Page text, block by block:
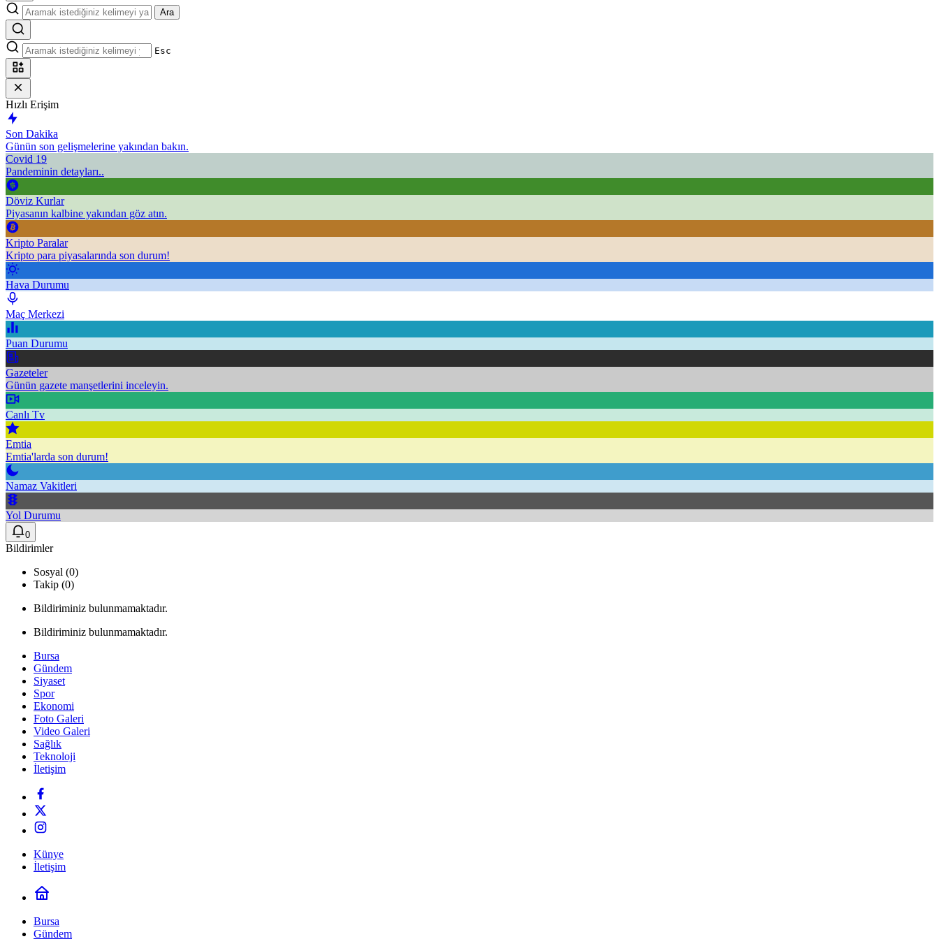
Ara
Esc
Hızlı Erişim
Son Dakika
Günün son gelişmelerine yakından bakın.
Covid 19
Pandeminin detayları..
Döviz Kurlar
Piyasanın kalbine yakından göz atın.
Kripto Paralar
Kripto para piyasalarında son durum!
Hava Durumu
Maç Merkezi
Puan Durumu
Gazeteler
Günün gazete manşetlerini inceleyin.
Canlı Tv
Emtia
Emtia'larda son durum!
Namaz Vakitleri
Yol Durumu
0
Bildirimler
Sosyal (0)
Takip (0)
Bildiriminiz bulunmamaktadır.
Bildiriminiz bulunmamaktadır.
Bursa
Gündem
Siyaset
Spor
Ekonomi
Foto Galeri
Video Galeri
Sağlık
Teknoloji
İletişim
Künye
İletişim
Bursa
Gündem